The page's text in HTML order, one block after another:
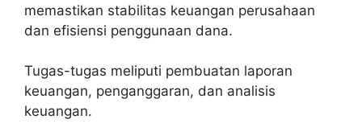
memastikan stabilitas keuangan perusahaan
dan efisiensi penggunaan dana.
Tugas-tugas meliputi pembuatan laporan
keuangan, penganggaran, dan analisis
keuangan.